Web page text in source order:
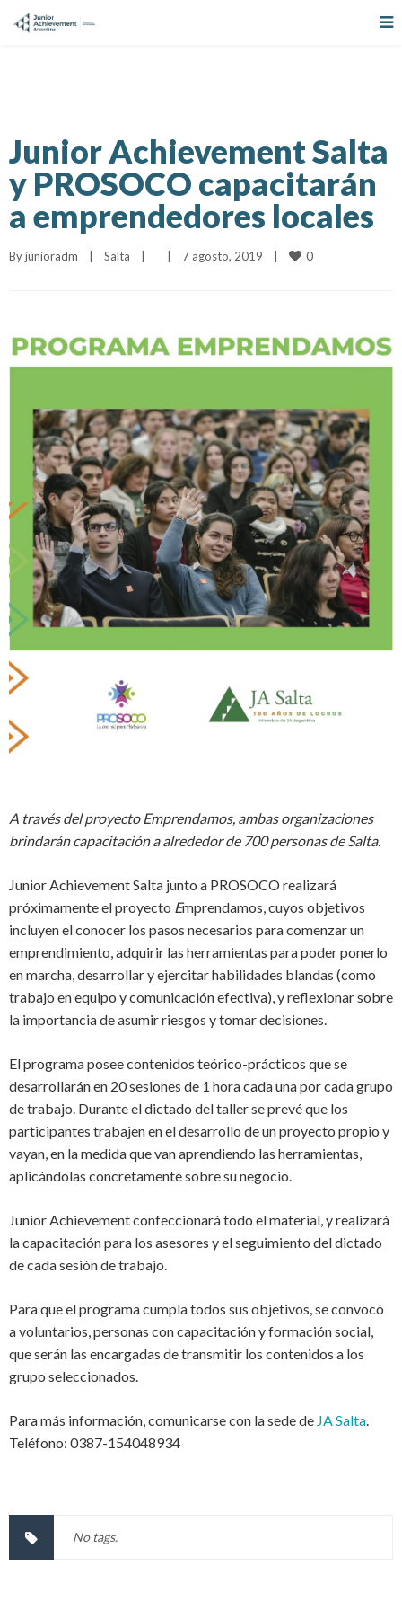
Junior Achievement Salta
y PROSOCO capacitarán
a emprendedores locales
By junioradm Salta 7 agosto, 2019 0
A través del proyecto Emprendamos, ambas organizaciones
brindarán capacitación a alrededor de 700personasde Salta.
Junior Achievement Salta junto a PROSOCO realizará
próximamente el proyecto Emprendamos, cuyos objetivos
incluyen el conocer los pasos necesarios para comenzar un
emprendimiento, adquirir las herramientas para poderponerlo
en marcha, desarrollar y ejercitar habilidades blandas (como
trabajo en equipo y comunicación efectiva), y reflexionar sobre
la importancia de asumir riesgos y tomar decisiones.
El programa posee contenidos teórico-prácticos que se
desarrollarán en 20 sesiones de 1 hora cada una por cada grupo
de trabajo. Durante el dictado del taller se prevé que los
participantes trabajen en el desarrollo de un proyecto propio y
vayan, en la medida que van aprendiendo las herramientas,
aplicándolas concretamente sobre su negocio.
Junior Achievement confeccionará todo el material, y realizará
la capacitación para los asesores y el seguimiento del dictado
de cada sesión de trabajo.
Para que el programa cumpla todos sus objetivos, se convocó
a voluntarios, personas con capacitación y formación social,
que serán las encargadas de transmitir los contenidos a los
grupo seleccionados.
Para más información, comunicarse con la sede de JA Salta.
Teléfono: 0387-154048934
No tags.